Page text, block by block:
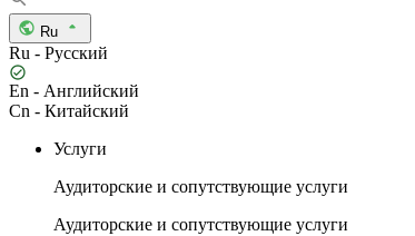
Ru
Ru - Русский
En - Английский
Cn - Китайский
Услуги
Аудиторские и сопутствующие услуги
Аудиторские и сопутствующие услуги